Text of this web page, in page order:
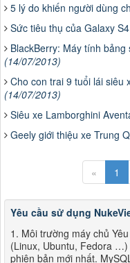
5 lý do khiến người dùng
Sức tiêu thụ của Galaxy
BlackBerry: Máy tính
(14/07/2013)
Cho con trai 9 tuổi lái siêu
(14/07/2013)
Siêu xe Lamborghini
Geely giới thiệu xe Trung
« 1
Yêu cầu sử dụng
1. Môi trường máy chủ
(Linux, Ubuntu, Fedora …)
phiên bản mới nhất.